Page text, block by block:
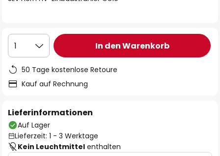
1 In den Warenkorb
50 Tage kostenlose Retoure
Kauf auf Rechnung
Lieferinformationen
Auf Lager
Lieferzeit: 1 - 3 Werktage
Kein Leuchtmittel enthalten